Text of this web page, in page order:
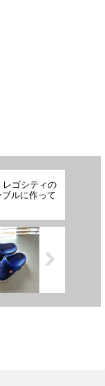
レゴシティの
ルに作って